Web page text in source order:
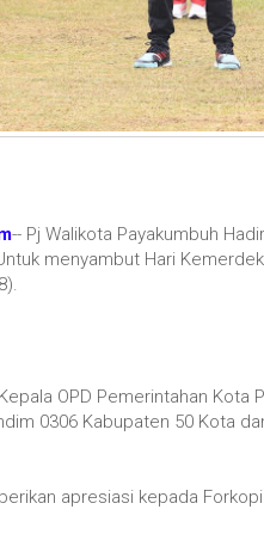
-- Pj Walikota Payakumbuh
menyambut Hari
OPD Pemerintahan Kota
0306 Kabupaten 50 Kota
apresiasi kepada